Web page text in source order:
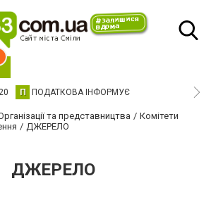
П ПОДАТКОВА ІНФОРМУЄ
та представництва
Комітети
ДЖЕРЕЛО
ДЖЕРЕЛО